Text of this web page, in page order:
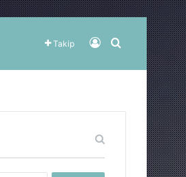
Takip Kayıt OlArama yap